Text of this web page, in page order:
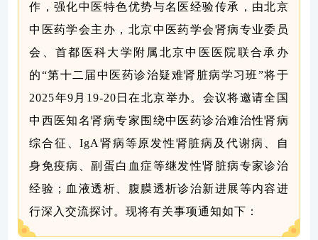
作，强化中医特色优势与名医经验传承，由北京
中医药学会主办，北京中医药学会肾病专业委员
会、首都医科大学附属北京中医医院联合承办
的“第十二届中医药诊治疑难肾脏病学习班”将于
2025年9月19-20日在北京举办。 会议将邀请全国
中西医知名肾病专家 围绕中医药诊治难治性肾病
综合征、IgA 肾病等原发性肾脏病及 代谢病、自
身免疫病、副蛋白血症等继发性肾 脏病专家诊治
经验 ； 血液透析、 腹膜透析诊治新进展等内容进
行深入交流探讨。现将有关事项通知如下：